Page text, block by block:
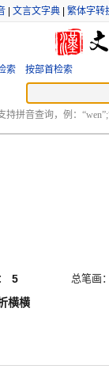
文言文字典 繁体字转
索 按部首检索
持拼音查询，例：
5
总笔画
横横